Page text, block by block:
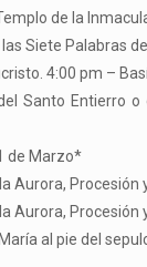
de la
Siete Palabras
4:00 pm –
Santo Entierro
de Marzo*
Aurora, Procesión
Aurora,
al pie del